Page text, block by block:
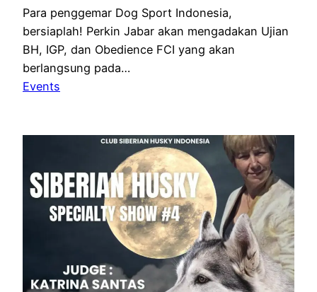
Para penggemar Dog Sport Indonesia,
bersiaplah! Perkin Jabar akan mengadakan Ujian
BH, IGP, dan Obedience FCI yang akan
berlangsung pada…
Events